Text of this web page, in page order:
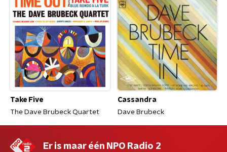
Take Five
The Dave Brubeck Quartet
Cassandra
Dave Brubeck
Er is maar één NPO Radio 2